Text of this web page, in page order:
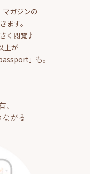
マガジンの
ます。
く閲覧♪
上が
」も。
がる